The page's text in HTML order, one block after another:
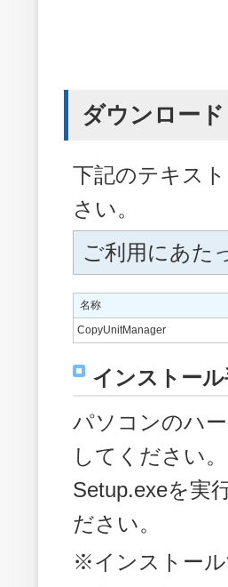
ダウンロード
下記のテキス
さい。
ご利用にあた
名称
CopyUnitManager
インストー
パソコンのハ
してください。
Setup.exeを実
ださい。
※インストー